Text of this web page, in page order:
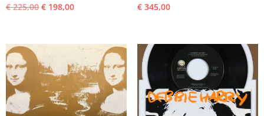
€225,00 Oorspronkelijke
€ 198,00Huidige
€ 198,00.
€345,00